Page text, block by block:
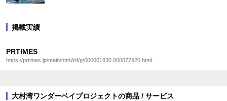
掲載実績
PRTIMES
https://prtimes.jp/main/html/rd/p/000001830.000077920.html
大村湾ワンダーベイプロジェクトの商品 / サービス